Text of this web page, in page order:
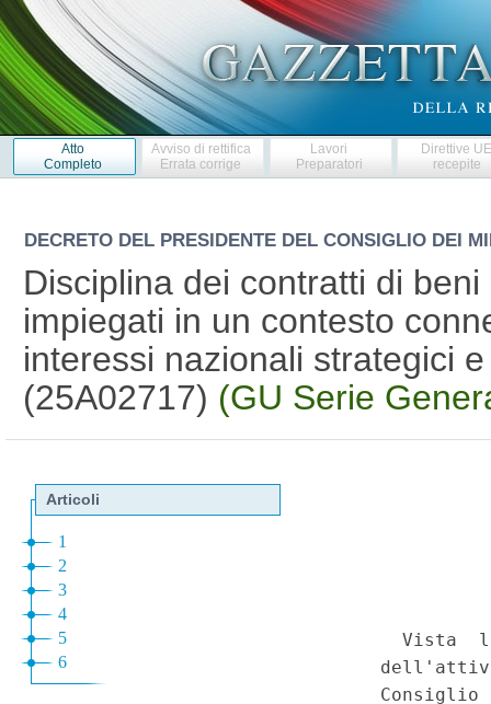
Atto
Completo
Avviso di rettifica
Errata corrige
Lavori
Preparatori
Direttive
recepite
DECRETO DEL PRESIDENTE DEL CONSIGLIO DEI
Disciplina dei contratti di
impiegati in un contesto
interessi nazionali strategici
(25A02717) (GU Serie